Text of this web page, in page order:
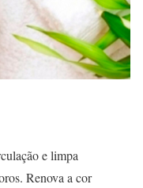
e limpa
Renova a cor